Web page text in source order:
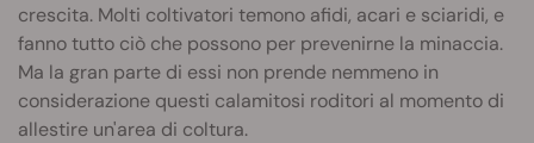
crescita. Molti coltivatori temono afidi, acari e sciaridi, e
fanno tutto ciò che possono per prevenirne la minaccia.
Ma la gran parte di essi non prende nemmeno in
considerazione questi calamitosi roditori al momento di
allestire un'area di coltura.